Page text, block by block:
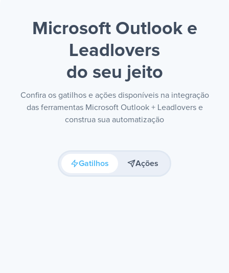
Microsoft Outlook e
Leadlovers
do seu jeito
Confira os gatilhos e ações disponíveis na integração
das ferramentas Microsoft Outlook + Leadlovers e
construa sua automatização
Gatilhos Ações